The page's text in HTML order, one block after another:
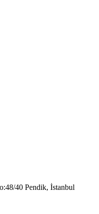
40 Pendik, İstanbul